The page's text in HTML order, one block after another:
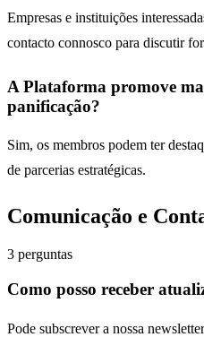
Empresas e instituições
contacto connosco para discutir
A Plataforma promove
panificação?
Sim, os membros podem ter
de parcerias estratégicas.
Comunicação e
3 perguntas
Como posso receber
Pode subscrever a nossa